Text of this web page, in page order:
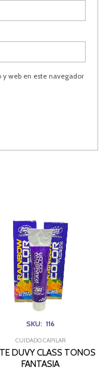
web en este navegador
SKU: 116
CUIDADO CAPILAR
DUVY CLASS TONOS
FANTASIA
TONOS
FANTASIA
cantidad